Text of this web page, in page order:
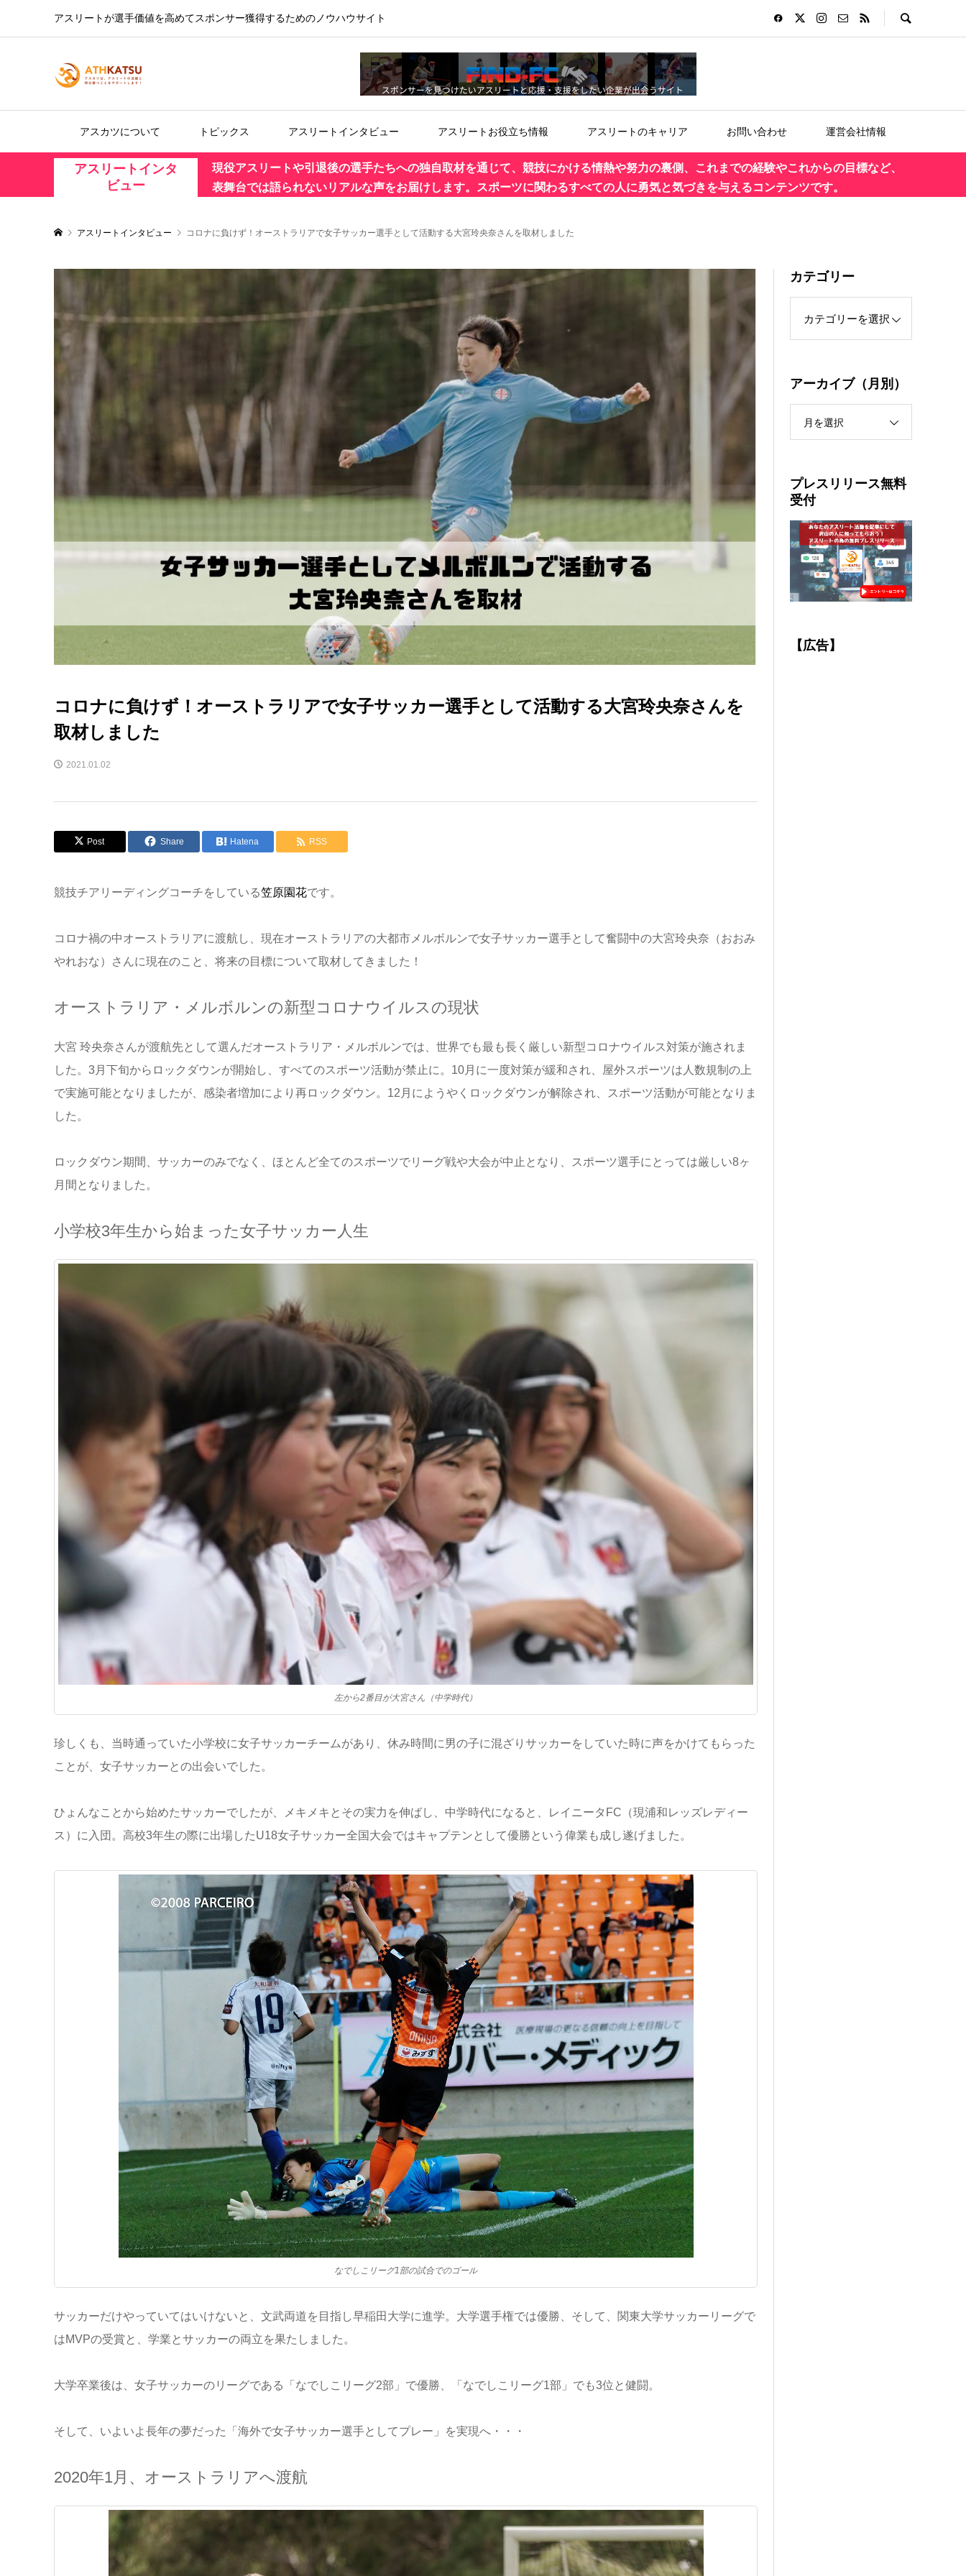
アスリートが選手価値を高めてスポンサー獲得するためのノウハウサイト
アスカツについて トピックス アスリートインタビュー アスリートお役立ち情報 アスリートのキャリア お問い合わせ 運営会社情報
アスリートインタ
ビュー
現役アスリートや引退後の選手たちへの独自取材を通じて、競技にかける情熱や努力の裏側、これまでの経験やこれからの目標など、
表舞台では語られないリアルな声をお届けします。スポーツに関わるすべての人に勇気と気づきを与えるコンテンツです。
アスリートインタビュー コロナに負けず！オーストラリアで女子サッカー選手として活動する大宮玲央奈さんを取材しました
コロナに負けず！オーストラリアで女子サッカー選手として活動する大宮玲央奈さんを
取材しました
2021.01.02
Post Share Hatena RSS
競技チアリーディングコーチをしている笠原園花です。
コロナ禍の中オーストラリアに渡航し、現在オーストラリアの大都市メルボルンで女子サッカー選手として奮闘中の大宮玲央奈（おおみ
やれおな）さんに現在のこと、将来の目標について取材してきました！
オーストラリア・メルボルンの新型コロナウイルスの現状
大宮 玲央奈さんが渡航先として選んだオーストラリア・メルボルンでは、世界でも最も長く厳しい新型コロナウイルス対策が施されま
した。3月下旬からロックダウンが開始し、すべてのスポーツ活動が禁止に。10月に一度対策が緩和され、屋外スポーツは人数規制の上
で実施可能となりましたが、感染者増加により再ロックダウン。12月にようやくロックダウンが解除され、スポーツ活動が可能となりま
した。
ロックダウン期間、サッカーのみでなく、ほとんど全てのスポーツでリーグ戦や大会が中止となり、スポーツ選手にとっては厳しい8ヶ
月間となりました。
小学校3年生から始まった女子サッカー人生
左から2番目が大宮さん（中学時代）
珍しくも、当時通っていた小学校に女子サッカーチームがあり、休み時間に男の子に混ざりサッカーをしていた時に声をかけてもらった
ことが、女子サッカーとの出会いでした。
ひょんなことから始めたサッカーでしたが、メキメキとその実力を伸ばし、中学時代になると、レイニータFC（現浦和レッズレディー
ス）に入団。高校3年生の際に出場したU18女子サッカー全国大会ではキャプテンとして優勝という偉業も成し遂げました。
なでしこリーグ1部の試合でのゴール
サッカーだけやっていてはいけないと、文武両道を目指し早稲田大学に進学。大学選手権では優勝、そして、関東大学サッカーリーグで
はMVPの受賞と、学業とサッカーの両立を果たしました。
大学卒業後は、女子サッカーのリーグである「なでしこリーグ2部」で優勝、「なでしこリーグ1部」でも3位と健闘。
そして、いよいよ長年の夢だった「海外で女子サッカー選手としてプレー」を実現へ・・・
2020年1月、オーストラリアへ渡航
カテゴリー
アーカイブ（月別）
月を選択
プレスリリース無料
受付
【広告】